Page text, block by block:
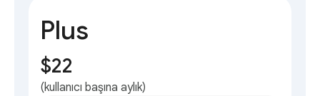
Plus
$22
(kullanıcı başına aylık)